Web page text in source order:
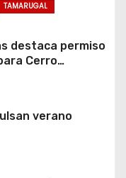
TAMARUGAL
destaca permiso
Cerro
verano